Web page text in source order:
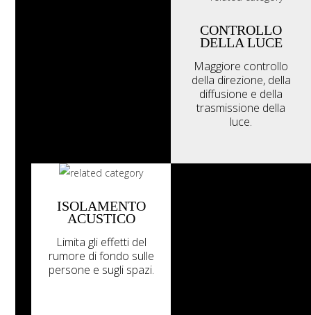
CONTROLLO
DELLA LUCE
Maggiore controllo
della direzione, della
diffusione e della
trasmissione della
luce.
ISOLAMENTO
ACUSTICO
Limita gli effetti del
rumore di fondo sulle
persone e sugli spazi.